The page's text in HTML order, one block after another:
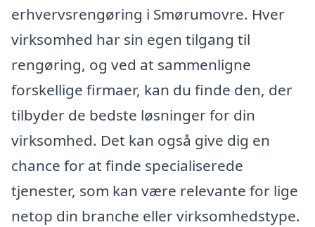
erhvervsrengøring i Smørumovre. Hver
virksomhed har sin egen tilgang til
rengøring, og ved at sammenligne
forskellige firmaer, kan du finde den, der
tilbyder de bedste løsninger for din
virksomhed. Det kan også give dig en
chance for at finde specialiserede
tjenester, som kan være relevante for lige
netop din branche eller virksomhedstype.